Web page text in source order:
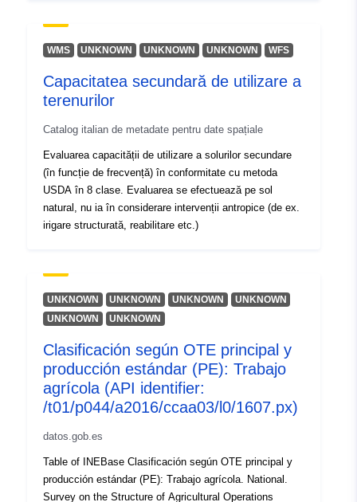
WMS UNKNOWN UNKNOWN UNKNOWN WFS
Capacitatea secundară de utilizare a
terenurilor
Catalog italian de metadate pentru date spațiale
Evaluarea capacității de utilizare a solurilor secundare
(în funcție de frecvență) în conformitate cu metoda
USDA în 8 clase. Evaluarea se efectuează pe sol
natural, nu ia în considerare intervenții antropice (de ex.
irigare structurată, reabilitare etc.)
UNKNOWN UNKNOWN UNKNOWN
UNKNOWN
UNKNOWN
UNKNOWN
Clasificación según OTE principal y
producción estándar (PE): Trabajo
agrícola (API identifier:
/t01/p044/a2016/ccaa03/l0/1607.px)
datos.gob.es
Table of INEBase Clasificación según OTE principal y
producción estándar (PE): Trabajo agrícola. National.
Survey on the Structure of Agricultural Operations